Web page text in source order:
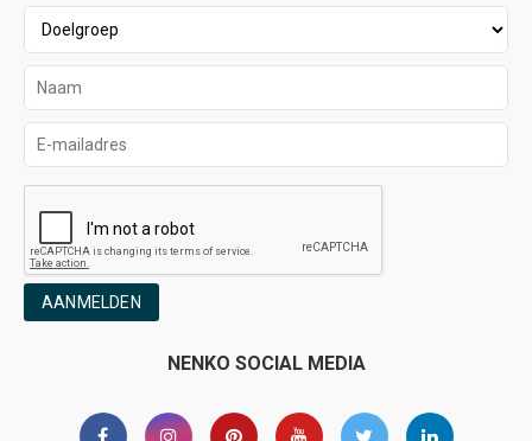
AANMELDEN
NENKO SOCIAL MEDIA